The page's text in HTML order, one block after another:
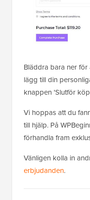
Bläddra bara ner
lägg till din
knappen 'Slutför
Vi hoppas att du
till hjälp. På
förhandla fram
Vänligen kolla in
erbjudanden.